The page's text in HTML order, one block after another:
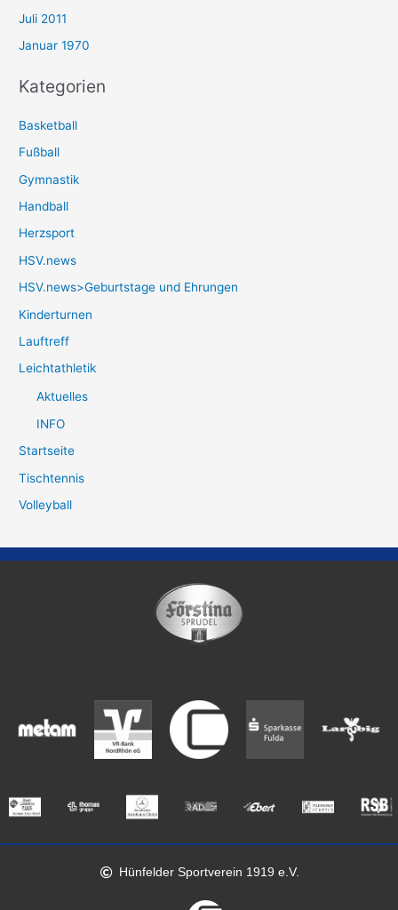
Juli 2011
Januar 1970
Kategorien
Basketball
Fußball
Gymnastik
Handball
Herzsport
HSV.news
HSV.news>Geburtstage und Ehrungen
Kinderturnen
Lauftreff
Leichtathletik
Aktuelles
INFO
Startseite
Tischtennis
Volleyball
Hünfelder Sportverein 1919 e.V.